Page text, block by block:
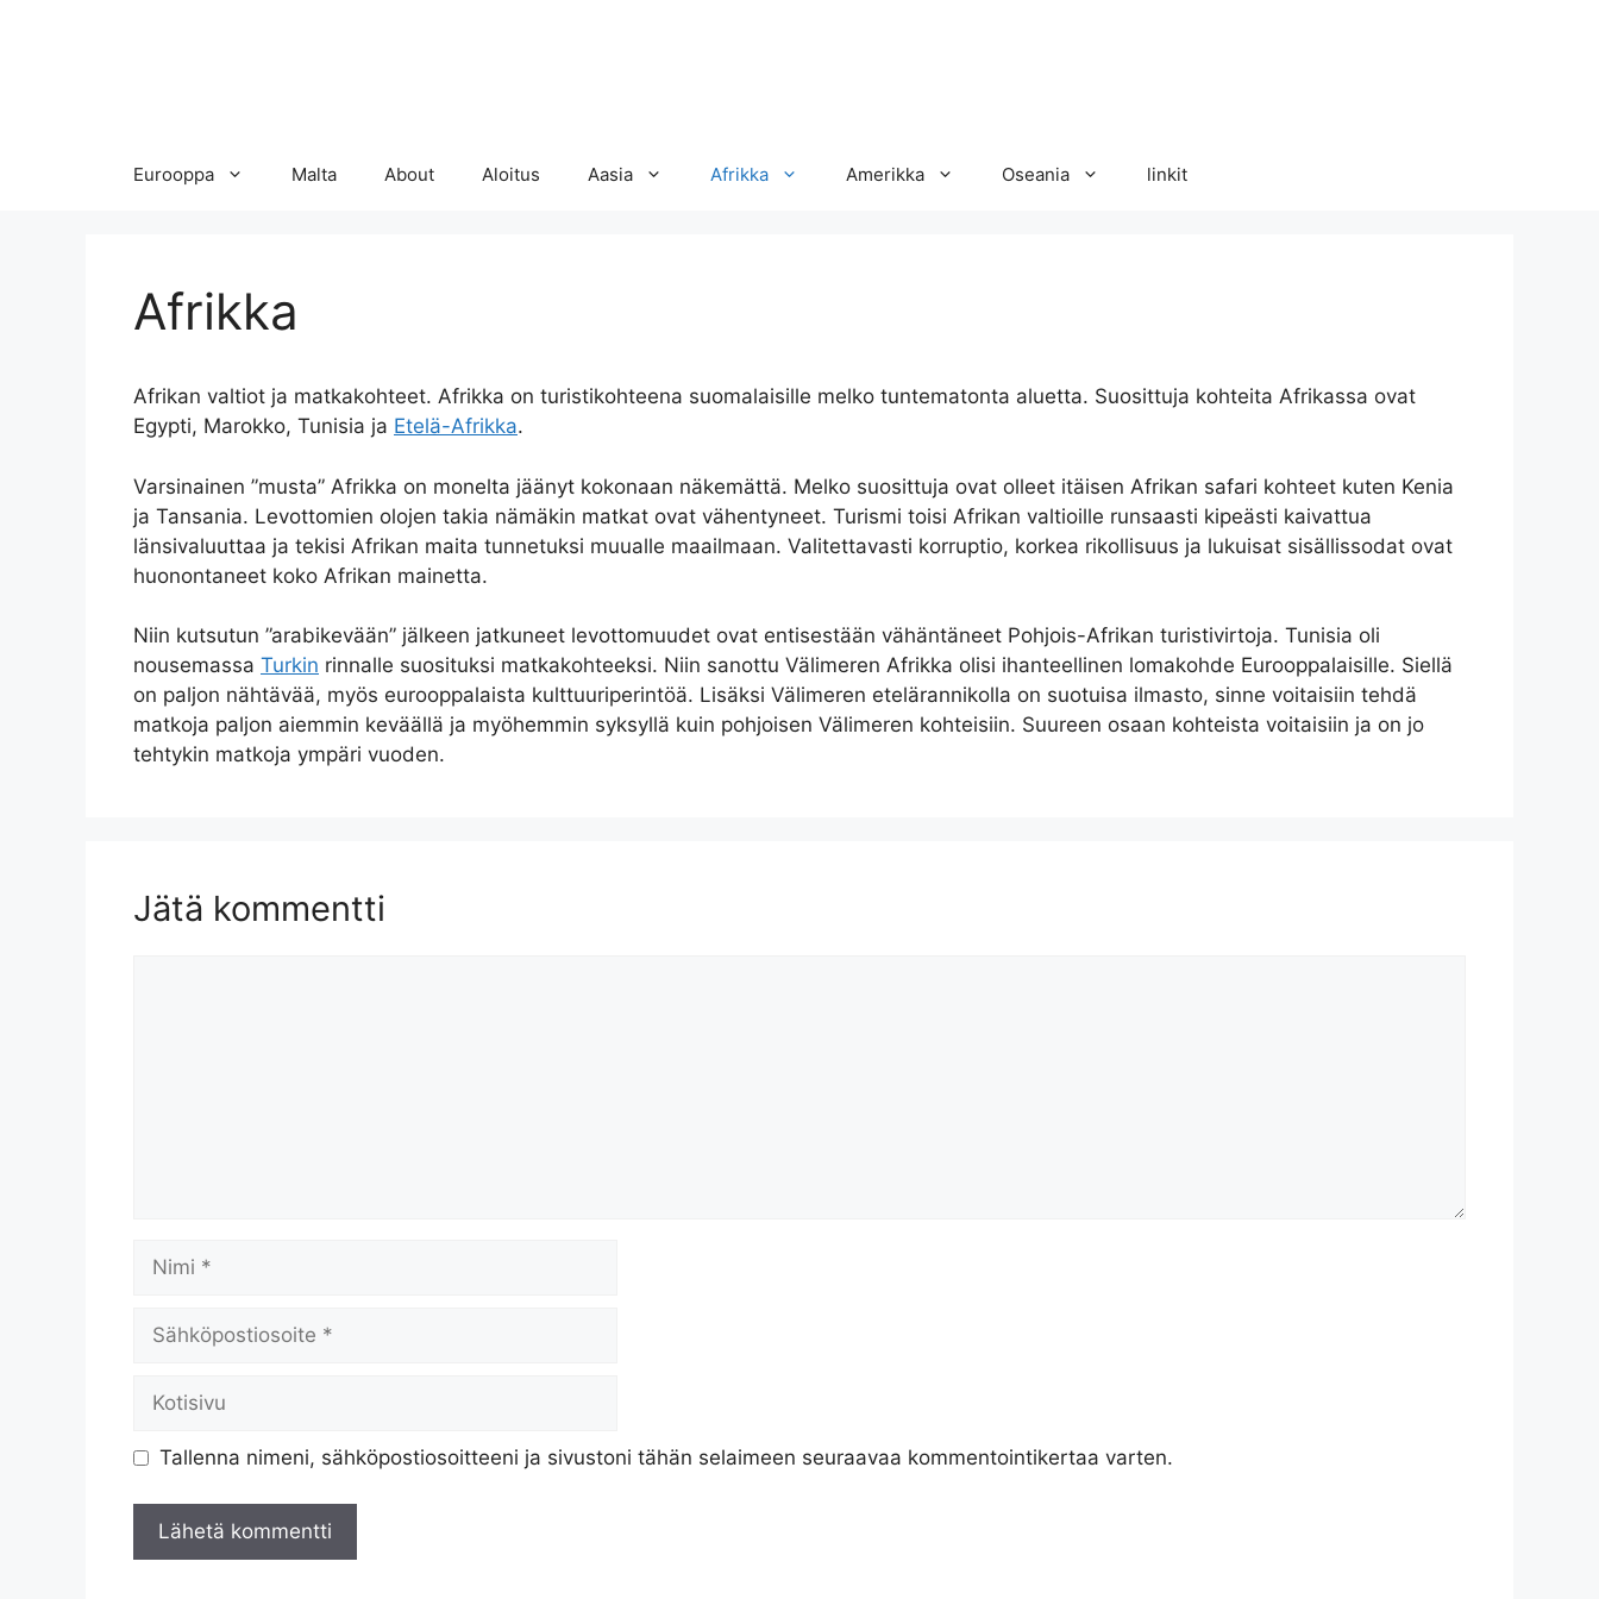
Eurooppa Malta About Aloitus Aasia Afrikka Amerikka Oseania linkit
Afrikka
Afrikan valtiot ja matkakohteet. Afrikka on turistikohteena suomalaisille melko tuntematonta aluetta. Suosittuja kohteita Afrikassa ovat
Egypti, Marokko, Tunisia ja Etelä-Afrikka.
Varsinainen ”musta” Afrikka on monelta jäänyt kokonaan näkemättä. Melko suosittuja ovat olleet itäisen Afrikan safari kohteet kuten Kenia
ja Tansania. Levottomien olojen takia nämäkin matkat ovat vähentyneet. Turismi toisi Afrikan valtioille runsaasti kipeästi kaivattua
länsivaluuttaa ja tekisi Afrikan maita tunnetuksi muualle maailmaan. Valitettavasti korruptio, korkea rikollisuus ja lukuisat sisällissodat ovat
huonontaneet koko Afrikan mainetta.
Niin kutsutun ”arabikevään” jälkeen jatkuneet levottomuudet ovat entisestään vähäntäneet Pohjois-Afrikan turistivirtoja. Tunisia oli
nousemassa Turkin rinnalle suosituksi matkakohteeksi. Niin sanottu Välimeren Afrikka olisi ihanteellinen lomakohde Eurooppalaisille. Siellä
on paljon nähtävää, myös eurooppalaista kulttuuriperintöä. Lisäksi Välimeren etelärannikolla on suotuisa ilmasto, sinne voitaisiin tehdä
matkoja paljon aiemmin keväällä ja myöhemmin syksyllä kuin pohjoisen Välimeren kohteisiin. Suureen osaan kohteista voitaisiin ja on jo
tehtykin matkoja ympäri vuoden.
Jätä kommentti
Nimi
Sähköpostiosoite
Kotisivu
Tallenna nimeni, sähköpostiosoitteeni ja sivustoni tähän selaimeen seuraavaa kommentointikertaa varten.